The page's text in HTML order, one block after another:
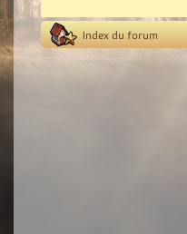
Index du forum